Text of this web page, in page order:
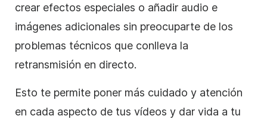
crear efectos especiales o añadir audio e
imágenes adicionales sin preocuparte de los
problemas técnicos que conlleva la
retransmisión en directo.
Esto te permite poner más cuidado y atención
en cada aspecto de tus vídeos y dar vida a tu